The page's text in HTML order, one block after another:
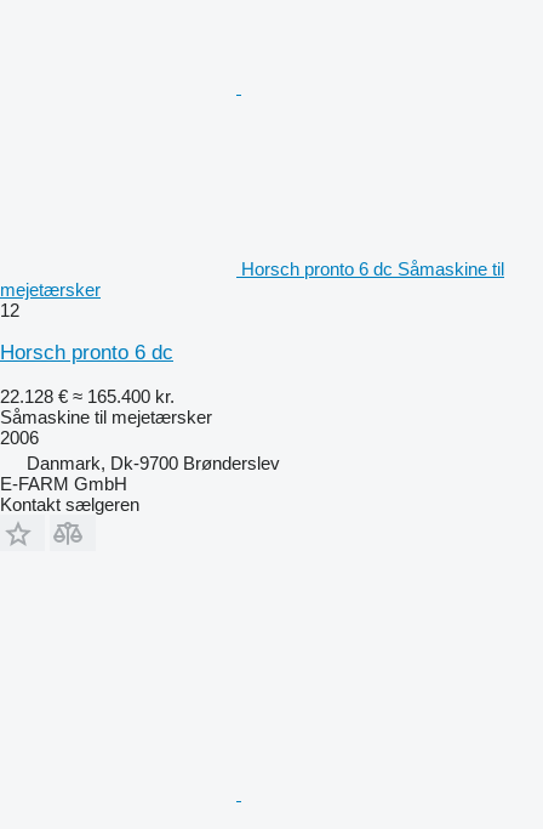
Horsch pronto 6 dc Såmaskine til
mejetærsker
12
Horsch pronto 6 dc
22.128 € ≈ 165.400 kr.
Såmaskine til mejetærsker
2006
Danmark, Dk-9700 Brønderslev
E-FARM GmbH
Kontakt sælgeren